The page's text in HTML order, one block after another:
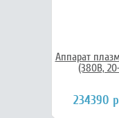
Аппарат
(380В,
234390